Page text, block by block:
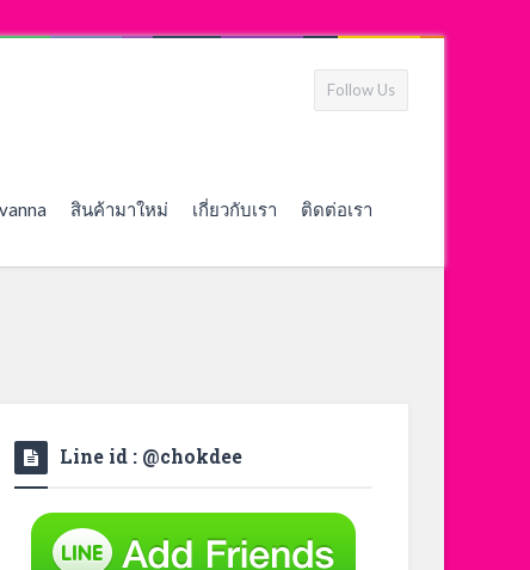
Follow Us
สินค้ามาใหม่ เกี่ยวกับเรา ติดต่อเรา
Line id : @chokdee